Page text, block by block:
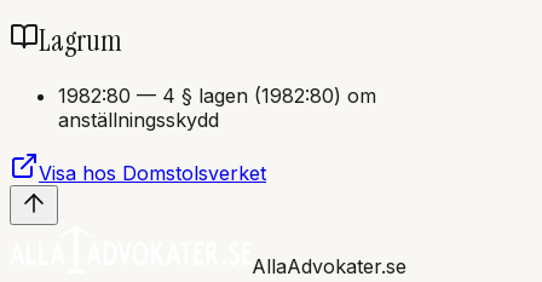
Lagrum
1982:80 — 4 § lagen (1982:80) om
anställningsskydd
Visa hos Domstolsverket
AllaAdvokater.se